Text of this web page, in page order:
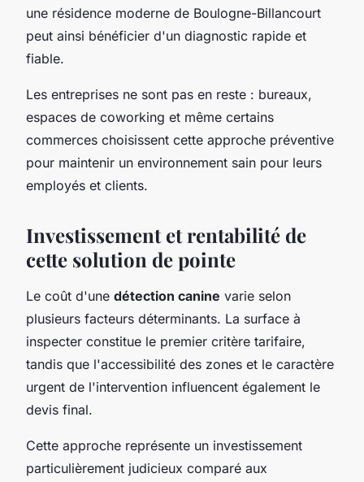
une résidence moderne de Boulogne-Billancourt
peut ainsi bénéficier d'un diagnostic rapide et
fiable.
Les entreprises ne sont pas en reste : bureaux,
espaces de coworking et même certains
commerces choisissent cette approche préventive
pour maintenir un environnement sain pour leurs
employés et clients.
Investissement et rentabilité de
cette solution de pointe
Le coût d'une détection canine varie selon
plusieurs facteurs déterminants. La surface à
inspecter constitue le premier critère tarifaire,
tandis que l'accessibilité des zones et le caractère
urgent de l'intervention influencent également le
devis final.
Cette approche représente un investissement
particulièrement judicieux comparé aux